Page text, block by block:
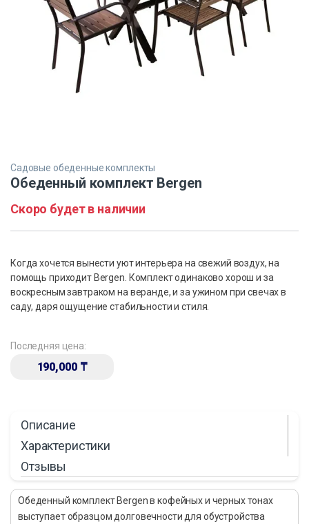
Садовые обеденные комплекты
Обеденный комплект Bergen
Скоро будет в наличии
Когда хочется вынести уют интерьера на свежий воздух, на
помощь приходит Bergen. Комплект одинаково хорош и за
воскресным завтраком на веранде, и за ужином при свечах в
саду, даря ощущение стабильности и стиля.
Последняя цена:
190,000 ₸
Описание
Характеристики
Отзывы
Обеденный комплект Bergen в кофейных и черных тонах
выступает образцом долговечности для обустройства